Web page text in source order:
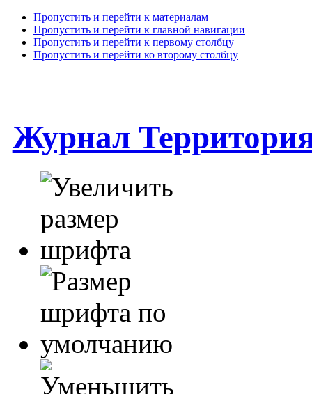
Пропустить и перейти к материалам
Пропустить и перейти к главной навигации
Пропустить и перейти к первому столбцу
Пропустить и перейти ко второму столбцу
Журнал